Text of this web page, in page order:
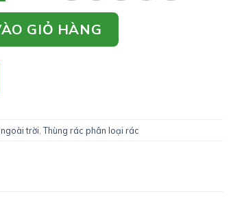
số lượng
GIỎ HÀNG
trời,Thùng rác phân loại rác